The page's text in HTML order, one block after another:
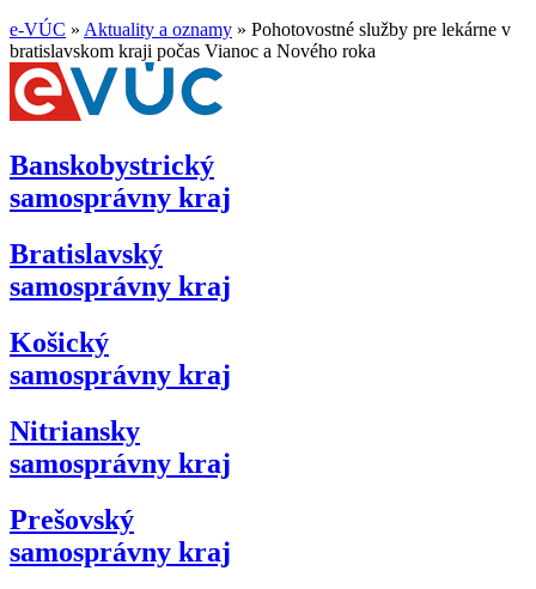
e-VÚC » Aktuality a oznamy » Pohotovostné služby pre lekárne v
bratislavskom kraji počas Vianoc a Nového roka
Banskobystrický
samosprávny kraj
Bratislavský
samosprávny kraj
Košický
samosprávny kraj
Nitriansky
samosprávny kraj
Prešovský
samosprávny kraj